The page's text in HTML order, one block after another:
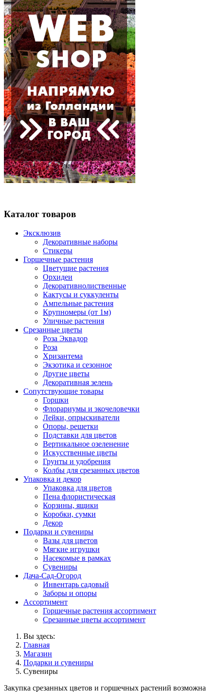
Каталог товаров
Эксклюзив
Декоративные наборы
Стикеры
Горшечные растения
Цветущие растения
Орхидеи
Декоративнолиственные
Кактусы и суккуленты
Ампельные растения
Крупномеры (от 1м)
Уличные растения
Срезанные цветы
Роза Эквадор
Роза
Хризантема
Экзотика и сезонное
Другие цветы
Декоративная зелень
Сопутствующие товары
Горшки
Флорариумы и экочеловечки
Лейки, опрыскиватели
Опоры, решетки
Подставки для цветов
Вертикальное озеленение
Искусственные цветы
Грунты и удобрения
Колбы для срезанных цветов
Упаковка и декор
Упаковка для цветов
Пена флористическая
Корзины, ящики
Коробки, сумки
Декор
Подарки и сувениры
Вазы для цветов
Мягкие игрушки
Насекомые в рамках
Сувениры
Дача-Сад-Огород
Инвентарь садовый
Заборы и опоры
Ассортимент
Горшечные растения ассортимент
Срезанные цветы ассортимент
Вы здесь:
Главная
Магазин
Подарки и сувениры
Сувениры
Закупка срезанных цветов и горшечных растений возможна